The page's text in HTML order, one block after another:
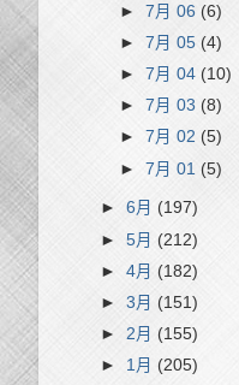
►7月 06(6)
►7月 05(4)
►7月 04 (10)
►7月 03 (8)
►7月 02 (5)
►7月 01(5)
►6月 (197)
►5月(212)
►4月(182)
►3月 (151)
► 2月(155)
► 1月 (205)